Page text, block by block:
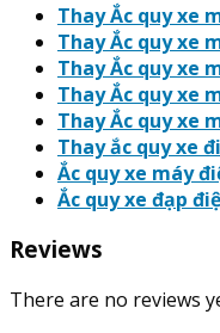
Thay Ắc quy xe
Thay Ắc quy xe
Thay Ắc quy xe
Thay Ắc quy xe
Thay Ắc quy xe
Thay ắc quy xe
Ắc quy xe máy
Ắc quy xe đạp
Reviews
There are no reviews